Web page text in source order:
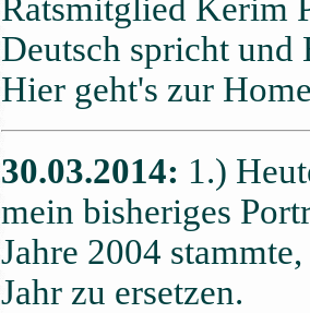
Ratsmitglied Kerim
Deutsch spricht und
Hier geht's zur
30.03.2014: 1.)
mein bisheriges
Jahre 2004
Jahr zu ersetzen.